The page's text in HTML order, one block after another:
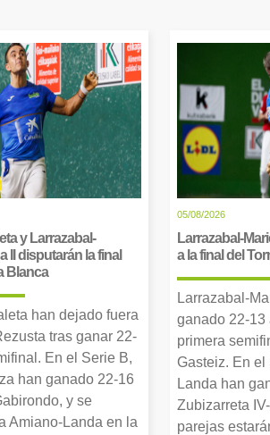
y Larrazabal-
II disputarán la final
Blanca
han dejado fuera
tras ganar 22-
En el Serie B,
han ganado 22-16
y se
Amiano-Landa en la
05/08/2026
Larrazabal-
a la final del
Larrazabal-
ganado 22-13
primera
Gasteiz. En
Landa han
Zubizarreta
parejas